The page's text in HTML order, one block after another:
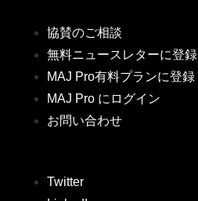
協賛のご相談
無料ニュースレターに登録
MAJ Pro有料プランに登録
MAJ Pro にログイン
お問い合わせ
Twitter